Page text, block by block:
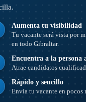
Aumenta tu visibilidad
Tu vacante será vista por
en todo Gibraltar.
Encuentra a la persona
Atrae candidatos
Rápido y sencillo
Envía tu vacante en pocos